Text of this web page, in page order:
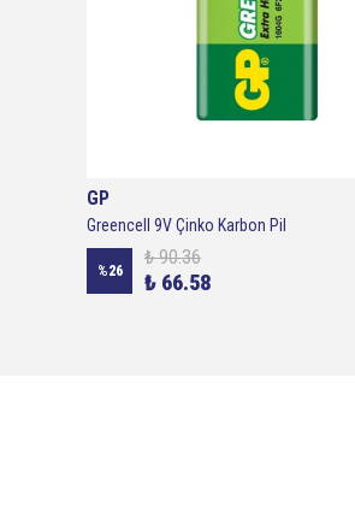
GP
Greencell 9V Çinko Karbon Pil
%26
₺ 90.36
₺ 66.58